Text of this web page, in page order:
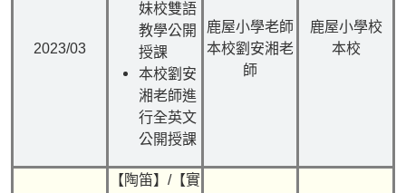
2023/03
妹校雙語
教學公開
授課
本校劉安
湘老師進
行全英文
公開授課
鹿屋小學老師
本校劉安湘老
師
鹿屋小學校
本校
【陶笛】 / 【實